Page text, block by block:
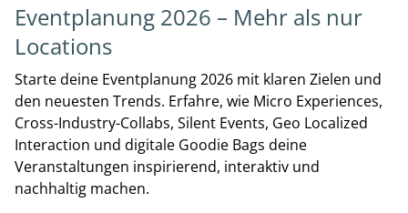
Eventplanung 2026 – Mehr als nur
Locations
Starte deine Eventplanung 2026 mit klaren Zielen und
den neuesten Trends. Erfahre, wie Micro Experiences,
Cross-Industry-Collabs, Silent Events, Geo Localized
Interaction und digitale Goodie Bags deine
Veranstaltungen inspirierend, interaktiv und
nachhaltig machen.